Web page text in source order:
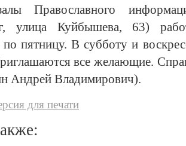
Православного
улица Куйбышева, 63)
по пятницу. В субботу и
все желающие.
Андрей Владимирович).
для печати